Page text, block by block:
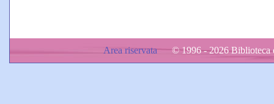
Area riservata© 1996 - 2026 Biblioteca